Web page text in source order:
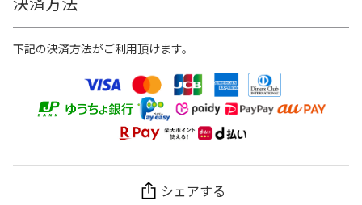
下記の決済方法がご利用頂けます。
シェアする